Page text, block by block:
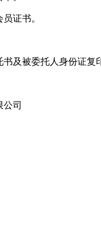
证书。
及被委托人身份证复
司